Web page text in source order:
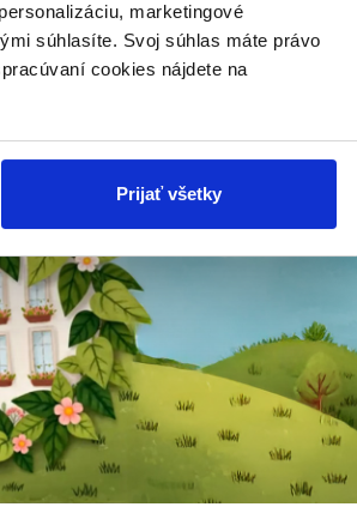
marketingové
súhlasíte. Svoj súhlas máte právo
cookies nájdete na
Prijať všetky
v rodine, v škole